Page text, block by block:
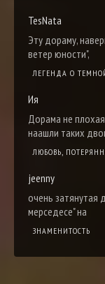
TesNata
Эту дораму,
ветер юности",
ЛЕГЕНДА О
Ия
Дорама не
наашли таких
ЛЮБОВЬ,
jeenny
очень затянутая
мерседесе" на
ЗНАМЕНИТОСТЬ